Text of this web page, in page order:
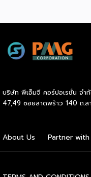
สถานีบริการน้ำมันบางจา
และต่างจังหวัด ครอบคลุ
สถานีชาร์จรถยนต์ไฟฟ้า
น้ำมันบางจาก ครอบคลุ
เดือนตุลาคมเป็นต้นไป .ด้
บริษัท เอสเอไอซี มอเ
บริษัท พีเอ็มจี คอร์ปอเรชั่น จำ
47,49 ซอยลาดพร้าว 140 ถ.
About Us Partner with